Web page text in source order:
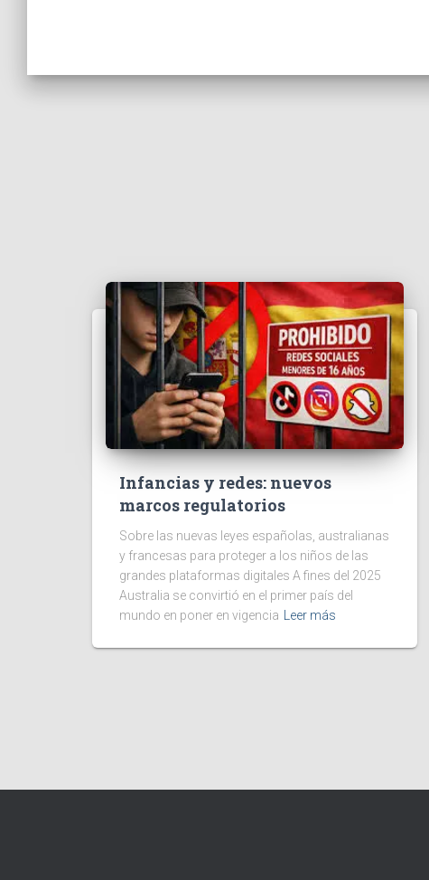
Infancias y redes: nuevos
marcos regulatorios
Sobre las nuevas leyes españolas, australianas
y francesas para proteger a los niños de las
grandes plataformas digitales A fines del 2025
Australia se convirtió en el primer país del
mundo en poner en vigencia
Leer más